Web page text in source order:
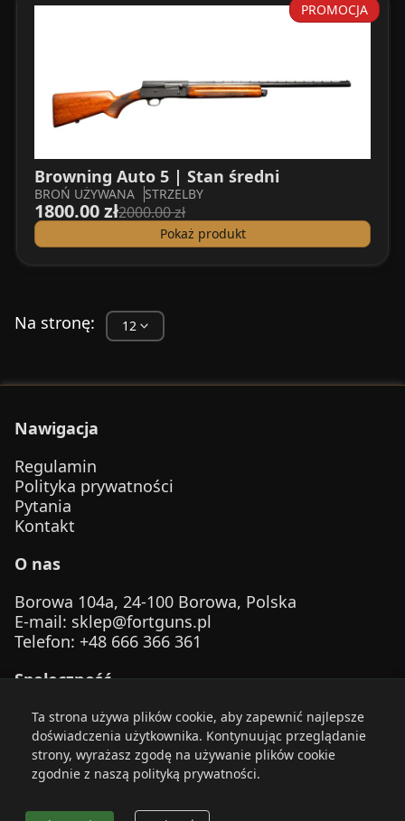
PROMOCJA
Browning Auto 5 | Stan średni
BROŃ UŻYWANA STRZELBY
1800.00 zł2000.00 zł
Pokaż produkt
Na stronę:
Nawigacja
Regulamin
Polityka prywatności
Pytania
Kontakt
O nas
Borowa 104a, 24-100 Borowa, Polska
E-mail: sklep@fortguns.pl
Telefon: +48 666 366 361
Społeczność
Ta strona używa plików cookie, aby zapewnić najlepsze
doświadczenia użytkownika. Kontynuując przeglądanie
strony, wyrażasz zgodę na używanie plików cookie
zgodnie z naszą polityką prywatności.